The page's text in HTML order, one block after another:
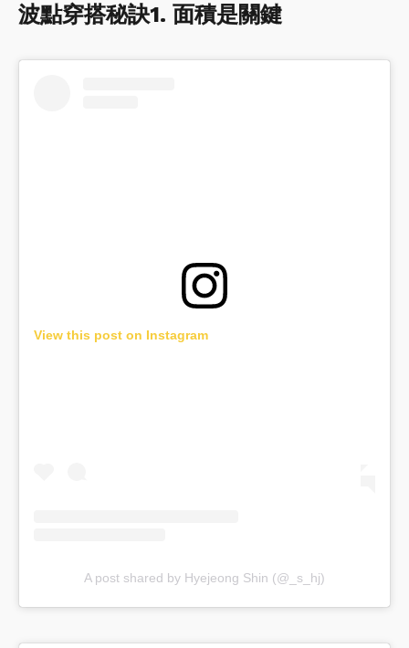
波點穿搭秘訣1. 面積是關鍵
View this post on Instagram
A post shared by Hyejeong Shin (@_s_hj)